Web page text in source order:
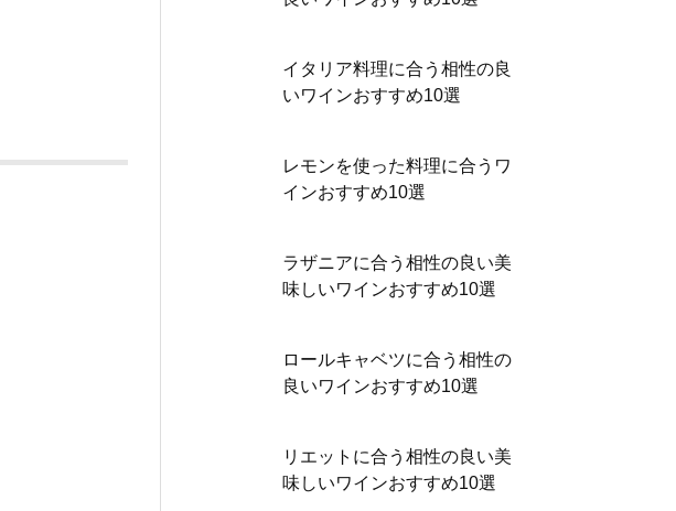
イタリア料理に合う相性の良
いワインおすすめ10選
レモンを使った料理に合うワ
インおすすめ10選
ラザニアに合う相性の良い美
味しいワインおすすめ10選
ロールキャベツに合う相性の
良いワインおすすめ10選
リエットに合う相性の良い美
味しいワインおすすめ10選